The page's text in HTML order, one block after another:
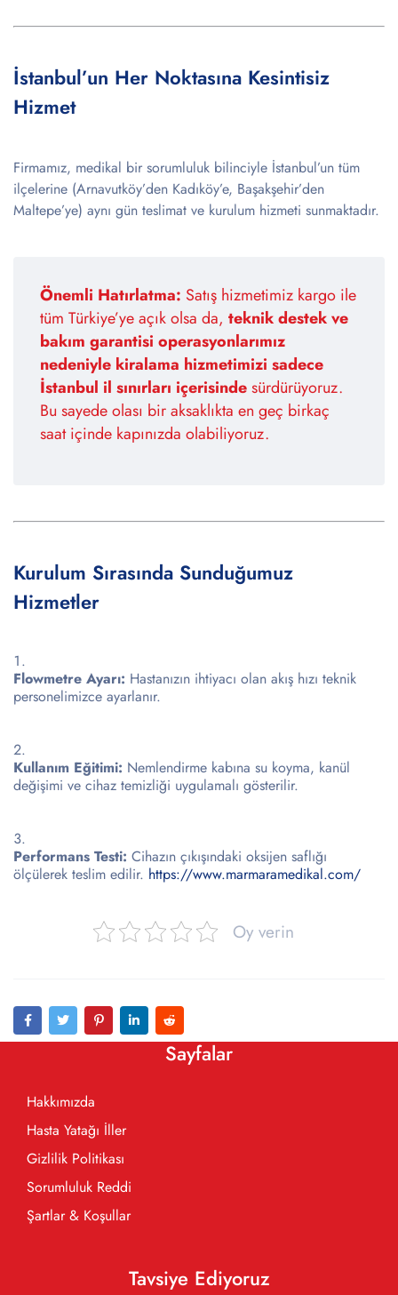
İstanbul’un Her Noktasına Kesintisiz
Hizmet
Firmamız, medikal bir sorumluluk bilinciyle İstanbul’un tüm
ilçelerine (Arnavutköy’den Kadıköy’e, Başakşehir’den
Maltepe’ye) aynı gün teslimat ve kurulum hizmeti sunmaktadır.
Önemli Hatırlatma: Satış hizmetimiz kargo ile
tüm Türkiye’ye açık olsa da, teknik destek ve
bakım garantisi operasyonlarımız
nedeniyle kiralama hizmetimizi sadece
İstanbul il sınırları içerisindesürdürüyoruz.
Bu sayede olası bir aksaklıkta en geç birkaç
saat içinde kapınızda olabiliyoruz.
Kurulum Sırasında Sunduğumuz
Hizmetler
Flowmetre Ayarı: Hastanızın ihtiyacı olan akış hızı teknik
personelimizce ayarlanır.
Kullanım Eğitimi: Nemlendirme kabına su koyma, kanül
değişimi ve cihaz temizliği uygulamalı gösterilir.
Performans Testi: Cihazın çıkışındaki oksijen saflığı
ölçülerek teslim edilir. https://www.marmaramedikal.com/
Oy verin
Sayfalar
Hakkımızda
Hasta Yatağı İller
Gizlilik Politikası
Sorumluluk Reddi
Şartlar & Koşullar
Tavsiye Ediyoruz